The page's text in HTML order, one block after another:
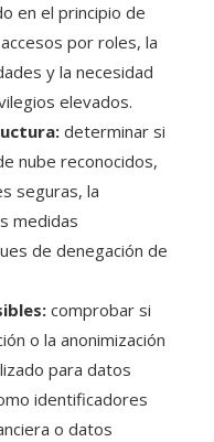
en el principio de
por roles, la
y la necesidad
elevados.
determinar si
nube reconocidos,
seguras, la
medidas
de denegación de
comprobar si
o la anonimización
para datos
identificadores
o datos